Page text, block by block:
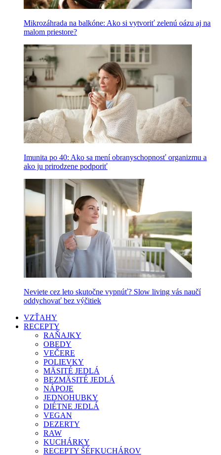
Mikrozáhrada na balkóne: Ako si vytvoriť zelenú oázu aj na
malom priestore?
Imunita po 40: Ako sa mení obranyschopnosť organizmu a
ako ju prirodzene podporiť
Neviete cez leto skutočne vypnúť? Slow living vás naučí
oddychovať bez výčitiek
VZŤAHY
RECEPTY
RAŇAJKY
OBEDY
VEČERE
POLIEVKY
MÄSITÉ JEDLÁ
BEZMÄSITÉ JEDLÁ
NÁPOJE
JEDNOHUBKY
DIÉTNE JEDLÁ
VEGAN
DEZERTY
RAW
KUCHÁRKY
RECEPTY ŠÉFKUCHÁROV